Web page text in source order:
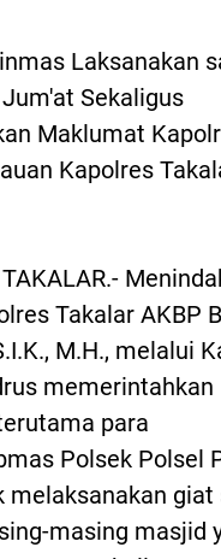
Laksanakan
Jum'at Sekaligus
Maklumat
Kapolres
TAKALAR.-
Takalar AKBP
M.H., melalui
memerintahkan
para
Polsek Polsel
melaksanakan giat
masing masjid